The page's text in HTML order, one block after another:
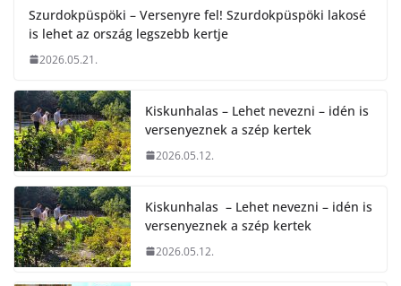
Szurdokpüspöki – Versenyre fel! Szurdokpüspöki lakosé
is lehet az ország legszebb kertje
2026.05.21.
Kiskunhalas – Lehet nevezni – idén is
versenyeznek a szép kertek
2026.05.12.
Kiskunhalas – Lehet nevezni – idén is
versenyeznek a szép kertek
2026.05.12.